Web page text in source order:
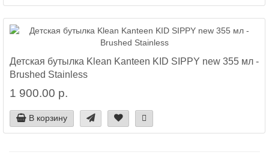
Детская бутылка Klean Kanteen KID SIPPY new 355 мл -
Brushed Stainless
1 900.00 р.
В корзину